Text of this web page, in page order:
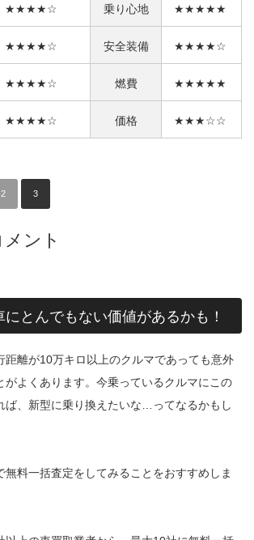
★★★★☆ 乗り心地 ★★★★★
★★★★☆ 安全装備 ★★★★☆
★★★★☆ 燃費 ★★★★★
★★★★☆ 価格 ★★★☆☆
2 3
メント
とんでもない価値があるかも！
距離が10万キロ以上のクルマであっても意外
がよくあります。今乗っているクルマにこの
ば、新型に乗り換えたいな…ってなるかもし
無料一括査定をしてみることをおすすめしま